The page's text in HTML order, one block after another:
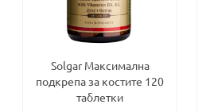
Solgar Максимална
подкрепа за костите 120
таблетки